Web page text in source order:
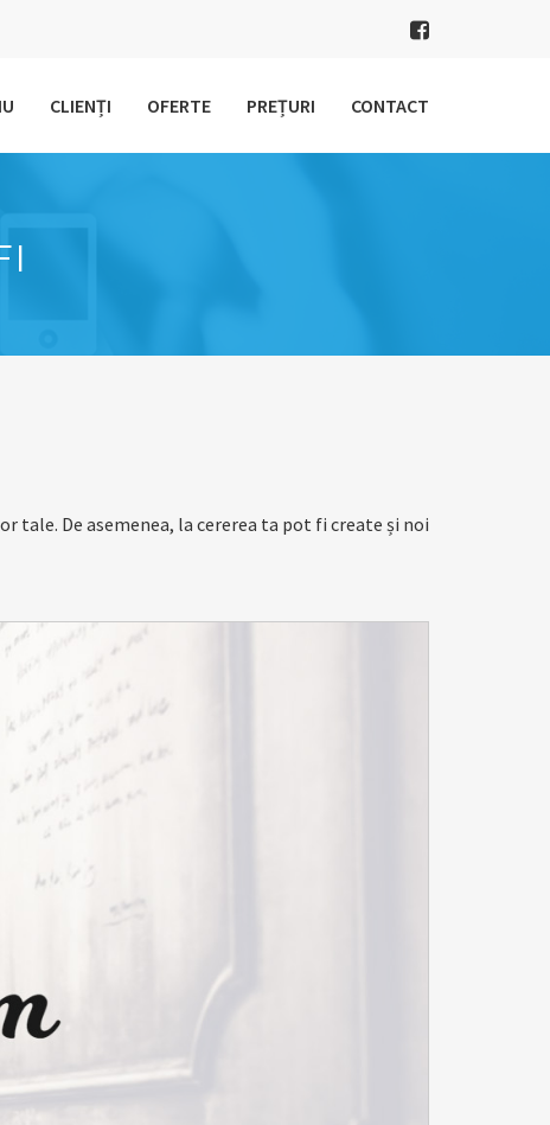
CLIENȚI OFERTE PREȚURI CONTACT
tale. De asemenea, la cererea ta pot fi create și noi